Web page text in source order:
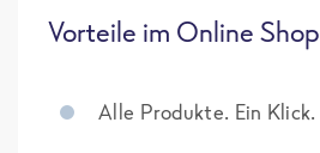
Vorteile im Online Shop
Alle Produkte. Ein Klick.